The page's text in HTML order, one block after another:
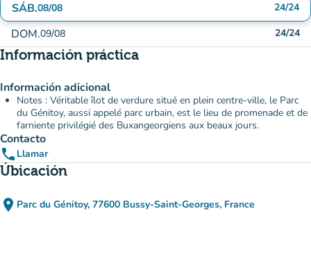
SÁB.08/08 24/24
DOM.09/08 24/24
Información práctica
Información adicional
Notes : Véritable îlot de verdure situé en plein centre-ville, le Parc
du Génitoy, aussi appelé parc urbain, est le lieu de promenade et de
farniente privilégié des Buxangeorgiens aux beaux jours.
Contacto
phone Llamar
Úbicación
place Parc du Génitoy, 77600 Bussy-Saint-Georges, France
(abrir en Google Maps)
(nueva pestaña)